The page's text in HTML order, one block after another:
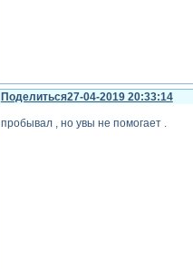
Поделиться27-04-2019 20:33:14
пробывал , но увы не помогает .